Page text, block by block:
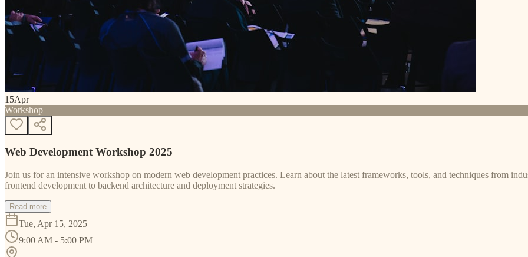
15Apr
Workshop
Web Development Workshop 2025
Join us for an intensive workshop on modern web development practices. Learn about the latest frameworks, tools, and techniques from
frontend development to backend architecture and deployment strategies.
Read more
Tue, Apr 15, 2025
9:00 AM - 5:00 PM